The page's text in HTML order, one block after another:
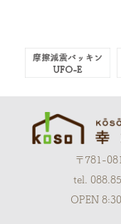
〒781-
tel.
OPEN